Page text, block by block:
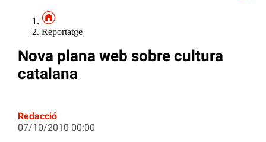
Reportatge
Nova plana web sobre cultura
catalana
Redacció
07/10/2010 00:00